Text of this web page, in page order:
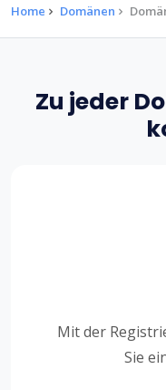
Home Domänen
Zu jeder
Mit der
Sie